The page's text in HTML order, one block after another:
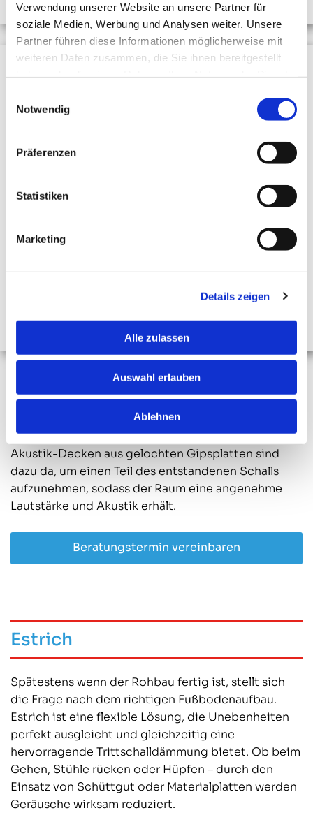
Verwendung unserer Website an unsere Partner für
soziale Medien, Werbung und Analysen weiter. Unsere
Partner führen diese Informationen möglicherweise mit
weiteren Daten zusammen, die Sie ihnen bereitgestellt
Notwendig
Präferenzen
Statistiken
Marketing
Details zeigen
Alle zulassen
Auswahl erlauben
Ablehnen
Akustik
Die Akustik eines Raumes ist ausschlaggebend für
unser Wohlfühlen und sollte deshalb bewusst
geplant werden.
Akustik-Decken aus gelochten Gipsplatten sind
dazu da, um einen Teil des entstandenen Schalls
aufzunehmen, sodass der Raum eine angenehme
Lautstärke und Akustik erhält.
Beratungstermin vereinbaren
Estrich
Spätestens wenn der Rohbau fertig ist, stellt sich
die Frage nach dem richtigen Fußbodenaufbau.
Estrich ist eine flexible Lösung, die Unebenheiten
perfekt ausgleicht und gleichzeitig eine
hervorragende Trittschalldämmung bietet. Ob beim
Gehen, Stühle rücken oder Hüpfen – durch den
Einsatz von Schüttgut oder Materialplatten werden
Geräusche wirksam reduziert.